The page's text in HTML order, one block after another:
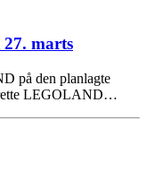
marts
på den planlagte
LEGOLAND…